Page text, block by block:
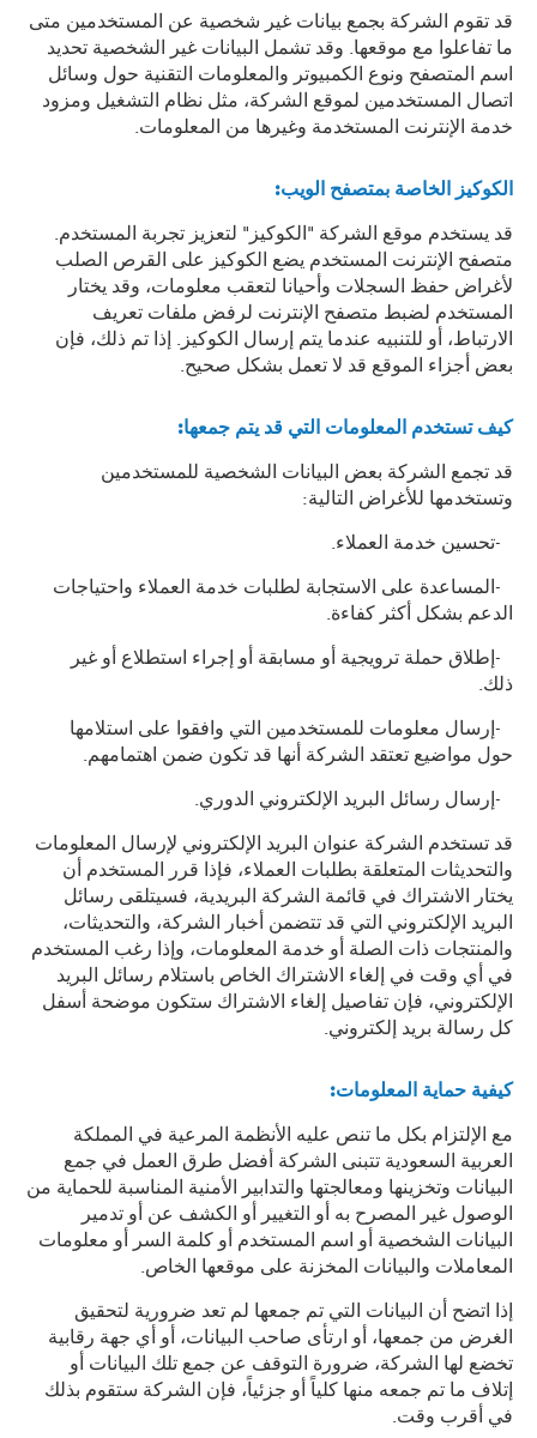
قد تقوم الشركة بجمع بيانات غير شخصية عن المستخدمين متى
ما تفاعلوا مع موقعها. وقد تشمل البيانات غير الشخصية تحديد
اسم المتصفح ونوع الكمبيوتر والمعلومات التقنية حول وسائل
اتصال المستخدمين لموقع الشركة، مثل نظام التشغيل ومزود
خدمة الإنترنت المستخدمة وغيرها من المعلومات.
الكوكيز الخاصة بمتصفح الويب:
قد يستخدم موقع الشركة "الكوكيز" لتعزيز تجربة المستخدم.
متصفح الإنترنت المستخدم يضع الكوكيز على القرص الصلب
لأغراض حفظ السجلات وأحيانا لتعقب معلومات، وقد يختار
المستخدم لضبط متصفح الإنترنت لرفض ملفات تعريف
الارتباط، أو للتنبيه عندما يتم إرسال الكوكيز. إذا تم ذلك، فإن
بعض أجزاء الموقع قد لا تعمل بشكل صحيح.
كيف تستخدم المعلومات التي قد يتم جمعها:
قد تجمع الشركة بعض البيانات الشخصية للمستخدمين
وتستخدمها للأغراض التالية:
تحسين خدمة العملاء.
المساعدة على الاستجابة لطلبات خدمة العملاء واحتياجات
الدعم بشكل أكثر كفاءة.
إطلاق حملة ترويجية أو مسابقة أو إجراء استطلاع أو غير
ذلك.
إرسال معلومات للمستخدمين التي وافقوا على استلامها
حول مواضيع تعتقد الشركة أنها قد تكون ضمن اهتمامهم.
إرسال رسائل البريد الإلكتروني الدوري.
قد تستخدم الشركة عنوان البريد الإلكتروني لإرسال المعلومات
والتحديثات المتعلقة بطلبات العملاء، فإذا قرر المستخدم أن
يختار الاشتراك في قائمة الشركة البريدية، فسيتلقى رسائل
البريد الإلكتروني التي قد تتضمن أخبار الشركة، والتحديثات،
والمنتجات ذات الصلة أو خدمة المعلومات، وإذا رغب المستخدم
في أي وقت في إلغاء الاشتراك الخاص باستلام رسائل البريد
الإلكتروني، فإن تفاصيل إلغاء الاشتراك ستكون موضحة أسفل
كل رسالة بريد إلكتروني.
كيفية حماية المعلومات:
مع الإلتزام بكل ما تنص عليه الأنظمة المرعية في المملكة
العربية السعودية تتبنى الشركة أفضل طرق العمل في جمع
البيانات وتخزينها ومعالجتها والتدابير الأمنية المناسبة للحماية من
الوصول غير المصرح به أو التغيير أو الكشف عن أو تدمير
البيانات الشخصية أو اسم المستخدم أو كلمة السر أو معلومات
المعاملات والبيانات المخزنة على موقعها الخاص.
إذا اتضح أن البيانات التي تم جمعها لم تعد ضرورية لتحقيق
الغرض من جمعها، أو ارتأى صاحب البيانات، أو أي جهة رقابية
تخضع لها الشركة، ضرورة التوقف عن جمع تلك البيانات أو
إتلاف ما تم جمعه منها كلياً أو جزئياً، فإن الشركة ستقوم بذلك
في أقرب وقت.